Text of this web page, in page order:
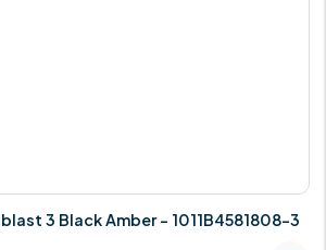
3 1011B458